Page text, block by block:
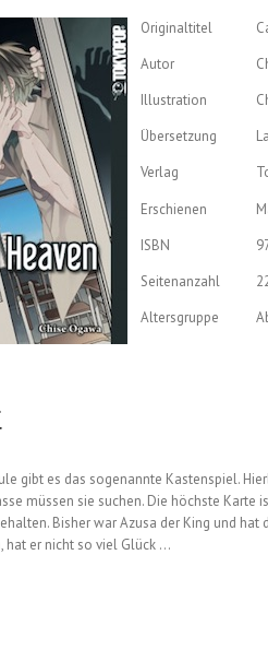
Originaltitel
Autor
Illustration
Übersetzung
Verlag
Erschienen
ISBN
Seitenanzahl
Altersgruppe
gibt es das sogenannte Kastenspiel.
müssen sie suchen. Die höchste Karte
Bisher war Azusa der King und
hat er nicht so viel Glück …